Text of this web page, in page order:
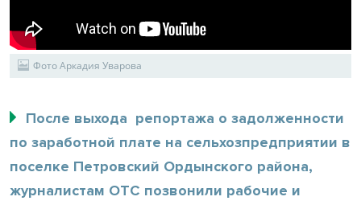
Фото Аркадия Уварова
После выхода репортажа о задолженности
по заработной плате на сельхозпредприятии в
поселке Петровский Ордынского района,
журналистам ОТС позвонили рабочие и